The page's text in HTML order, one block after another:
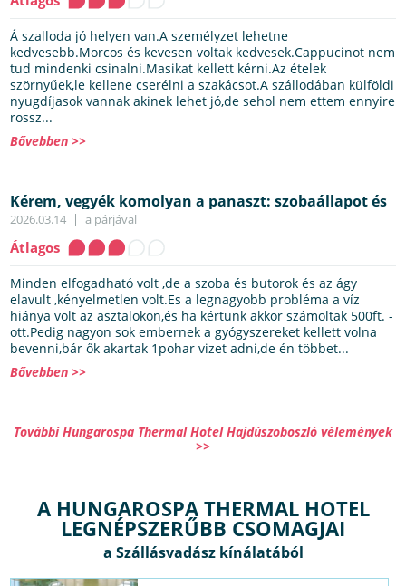
Á szalloda jó helyen van.A személyzet lehetne
kedvesebb.Morcos és kevesen voltak kedvesek.Cappucinot nem
tud mindenki csinalni.Masikat kellett kérni.Az ételek
szörnyűek,le kellene cserélni a szakácsot.A szállodában külföldi
nyugdíjasok vannak akinek lehet jó,de sehol nem ettem ennyire
rossz...
Bővebben >>
Kérem, vegyék komolyan a panaszt: szobaállapot és
vízellátás hiánya
2026.03.14 a párjával
Átlagos
Minden elfogadható volt ,de a szoba és butorok és az ágy
elavult ,kényelmetlen volt.Es a legnagyobb probléma a víz
hiánya volt az asztalokon,és ha kértünk akkor számoltak 500ft. -
ott.Pedig nagyon sok embernek a gyógyszereket kellett volna
bevenni,bár ők akartak 1pohar vizet adni,de én többet...
Bővebben >>
További Hungarospa Thermal Hotel Hajdúszoboszló vélemények
>>
A HUNGAROSPA THERMAL HOTEL
LEGNÉPSZERŰBB CSOMAGJAI